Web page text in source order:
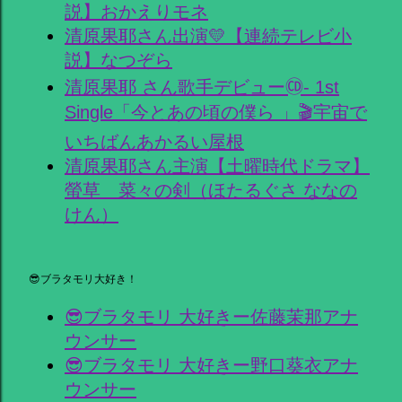
説】おかえりモネ
清原果耶さん出演💛【連続テレビ小
説】なつぞら
清原果耶 さん歌手デビュー🄭- 1st
Single「今とあの頃の僕ら 」🎬宇宙で
いちばんあかるい屋根
清原果耶さん主演【土曜時代ドラマ】
螢草 菜々の剣（ほたるぐさ ななの
けん）
😎ブラタモリ大好き！
😎ブラタモリ 大好きー佐藤茉那アナ
ウンサー
😎ブラタモリ 大好きー野口葵衣アナ
ウンサー